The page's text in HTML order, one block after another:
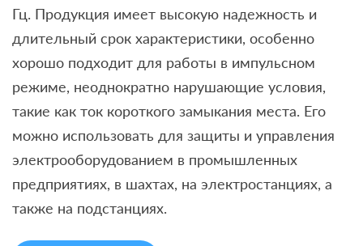
Гц. Продукция имеет высокую надежность и
длительный срок характеристики, особенно
хорошо подходит для работы в импульсном
режиме, неоднократно нарушающие условия,
такие как ток короткого замыкания места. Его
можно использовать для защиты и управления
электрооборудованием в промышленных
предприятиях, в шахтах, на электростанциях, а
также на подстанциях.